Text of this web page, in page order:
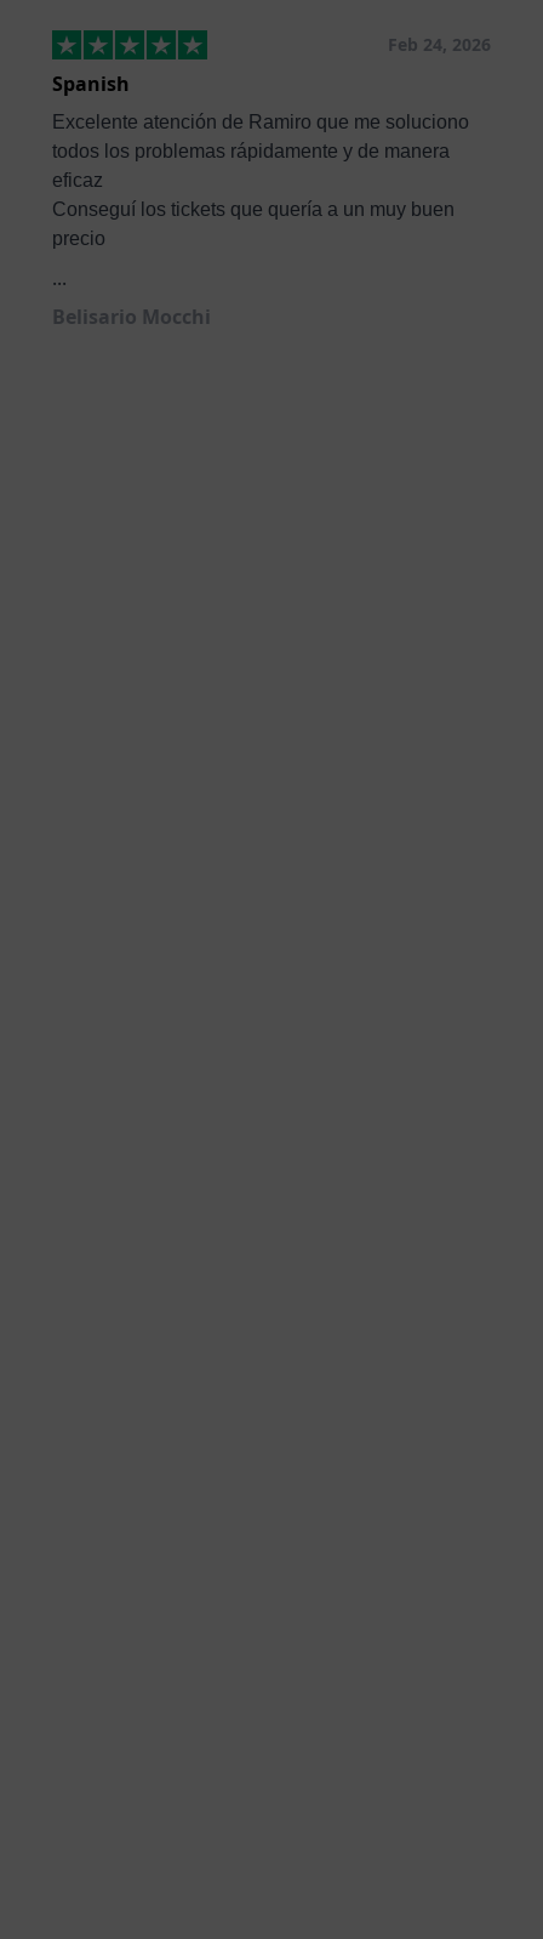
Feb 24, 2026
Spanish
Excelente atención de Ramiro que me soluciono
todos los problemas rápidamente y de manera
eficaz
Conseguí los tickets que quería a un muy buen
precio
...
Belisario Mocchi